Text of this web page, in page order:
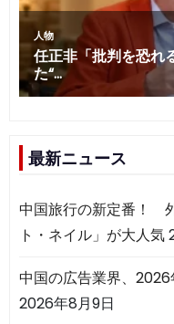
最新ニュース
中国旅行の新定番！
ト・ネイル」が大人気
中国の広告業界、
2026年8月9日